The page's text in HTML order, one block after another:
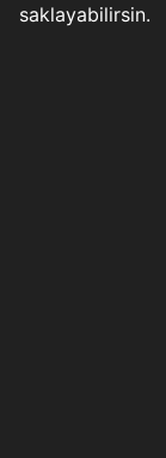
saklayabilirsin.